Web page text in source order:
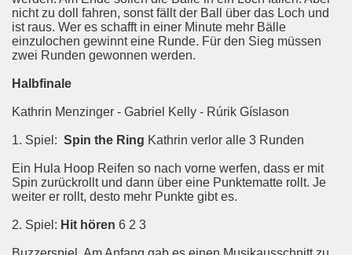
nicht zu doll fahren, sonst fällt der Ball über das Loch und
ist raus. Wer es schafft in einer Minute mehr Bälle
einzulochen gewinnt eine Runde. Für den Sieg müssen
zwei Runden gewonnen werden.
Halbfinale
Kathrin Menzinger - Gabriel Kelly - Rúrik Gíslason
1. Spiel: Spin the Ring Kathrin verlor alle 3 Runden
Ein Hula Hoop Reifen so nach vorne werfen, dass er mit
Spin zurückrollt und dann über eine Punktematte rollt. Je
weiter er rollt, desto mehr Punkte gibt es.
2. Spiel: Hit hören 6 2 3